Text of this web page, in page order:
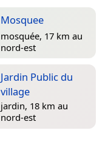
Mosquee
mosquée, 17 km au
nord-est
Jardin Public du
village
jardin, 18 km au
nord-est